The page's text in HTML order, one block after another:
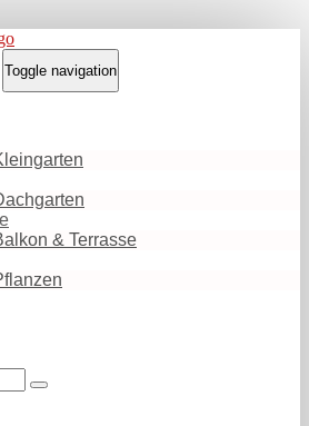
Toggle navigation
& Terrasse